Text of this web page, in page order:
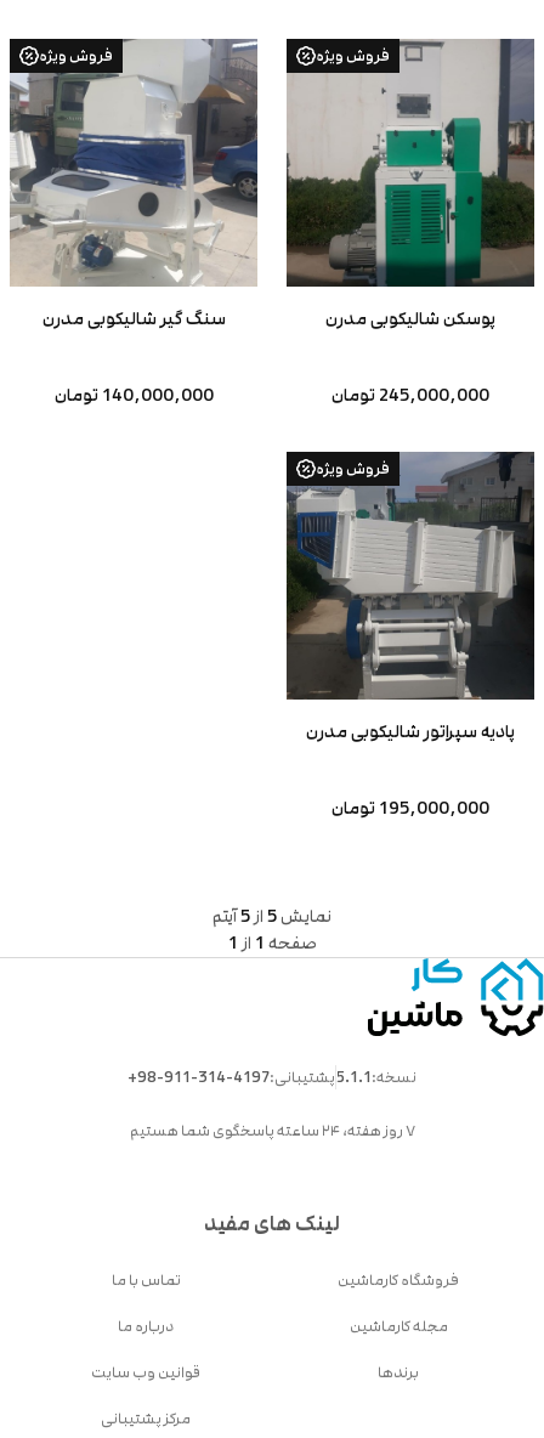
فروش ویژه
پوسکن شالیکوبی مدرن
245,000,000 تومان
فروش ویژه
سنگ گیر شالیکوبی مدرن
140,000,000 تومان
فروش ویژه
پادیه سپراتور شالیکوبی مدرن
195,000,000 تومان
نمایش5از5آیتم
صفحه 1 از 1
نسخه:5.1.1پشتیبانی:+98-911-314-4197
۷ روز هفته، ۲۴ ساعته پاسخگوی شما هستیم
لینک های مفید
فروشگاه کارماشین
مجله کارماشین
برندها
تماس با ما
درباره ما
قوانین وب سایت
مرکز پشتیبانی